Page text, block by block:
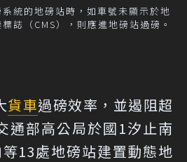
統的地磅站時，如車號未顯示於地
誌（CMS），則應進地磅站過磅。
貨車過磅效率，並遏阻超
通部高公局於國1汐止南
13處地磅站建置動態地